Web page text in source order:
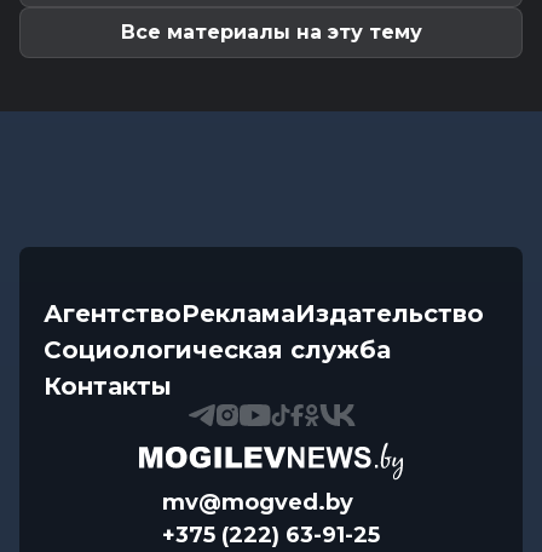
Все материалы на эту тему
АгентствоРекламаИздательство
Социологическая служба
Контакты
mv@mogved.by
+375 (222) 63-91-25